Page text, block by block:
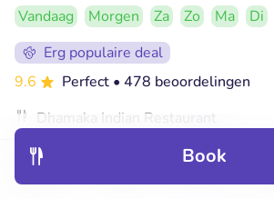
Book
Vandaag Morgen Za Zo Ma Di
Erg populaire deal
9.6
Perfect • 478 beoordelingen
Dhamaka Indian Restaurant
Verkocht: 337